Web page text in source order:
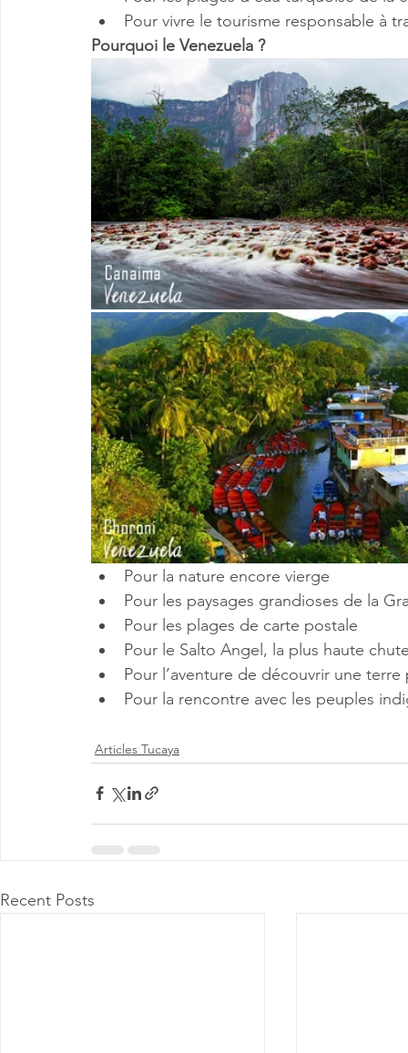
Pour vivre le tourisme responsable à
Pourquoi le Venezuela ?
Pour la nature encore vierge
Pour les paysages grandioses de la
Pour les plages de carte postale
Pour le Salto Angel, la plus haute
Pour l’aventure de découvrir une
Pour la rencontre avec les peuples
Articles Tucaya
Recent Posts